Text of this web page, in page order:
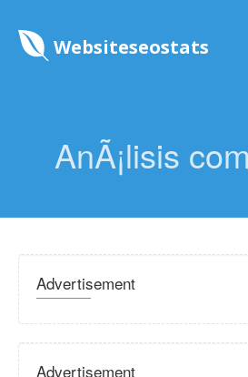
Websiteseostats
AnÃ¡lisis
Advertisement
Advertisement